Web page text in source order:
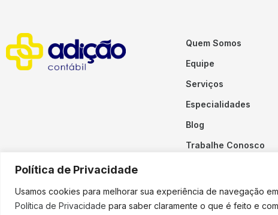
Política de Privacidade
Usamos cookies para melhorar sua experiência de navegação
Política de Privacidade para saber claramente o que é feito e
Quem Somos
Equipe
Serviços
Especialidades
Blog
Trabalhe Conosco